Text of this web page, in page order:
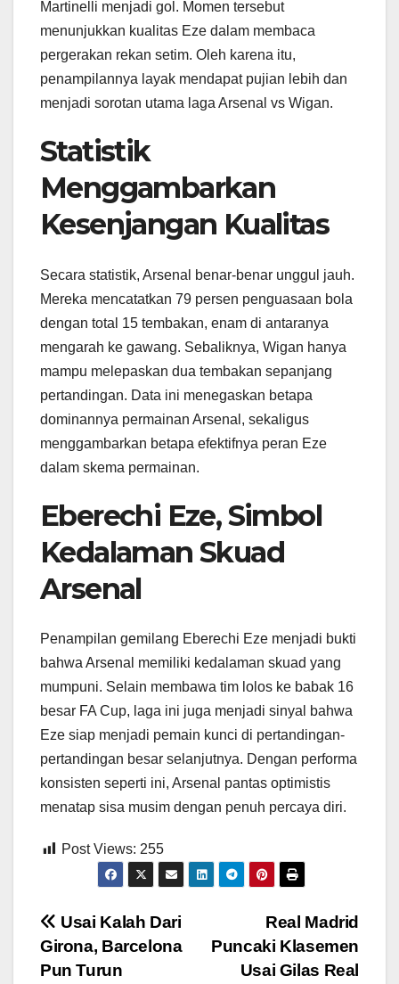
Martinelli menjadi gol. Momen tersebut
menunjukkan kualitas Eze dalam membaca
pergerakan rekan setim. Oleh karena itu,
penampilannya layak mendapat pujian lebih dan
menjadi sorotan utama laga Arsenal vs Wigan.
Statistik
Menggambarkan
Kesenjangan Kualitas
Secara statistik, Arsenal benar-benar unggul jauh.
Mereka mencatatkan 79 persen penguasaan bola
dengan total 15 tembakan, enam di antaranya
mengarah ke gawang. Sebaliknya, Wigan hanya
mampu melepaskan dua tembakan sepanjang
pertandingan. Data ini menegaskan betapa
dominannya permainan Arsenal, sekaligus
menggambarkan betapa efektifnya peran Eze
dalam skema permainan.
Eberechi Eze, Simbol
Kedalaman Skuad
Arsenal
Penampilan gemilang Eberechi Eze menjadi bukti
bahwa Arsenal memiliki kedalaman skuad yang
mumpuni. Selain membawa tim lolos ke babak 16
besar FA Cup, laga ini juga menjadi sinyal bahwa
Eze siap menjadi pemain kunci di pertandingan-
pertandingan besar selanjutnya. Dengan performa
konsisten seperti ini, Arsenal pantas optimistis
menatap sisa musim dengan penuh percaya diri.
Post Views: 255
Post
navigation
Real Madrid
Puncaki Klasemen
Usai Gilas Real
Usai Kalah Dari
Girona, Barcelona
Pun Turun